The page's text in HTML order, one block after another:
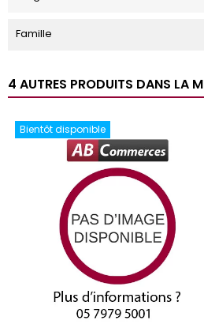
Famille
4 AUTRES PRODUITS DANS LA
Bientôt disponible